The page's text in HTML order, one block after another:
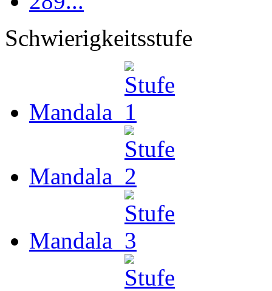
Schwierigkeitsstufe
Mandala
Mandala
Mandala